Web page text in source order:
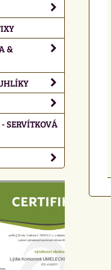
&
SERVÍTKOVÁ